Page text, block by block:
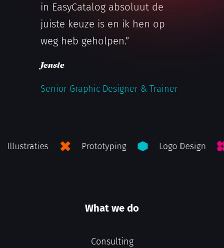
in EasyCatalog absoluut de
juiste keuze is en ik hen op
weg heb geholpen.”
Jensie
Senior Graphic Designer & Trainer
What we do
Consulting